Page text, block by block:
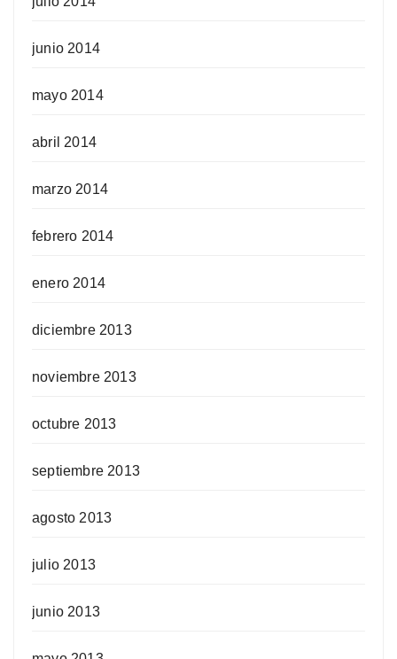
junio 2014
mayo 2014
abril 2014
marzo 2014
febrero 2014
enero 2014
diciembre 2013
noviembre 2013
octubre 2013
septiembre 2013
agosto 2013
julio 2013
junio 2013